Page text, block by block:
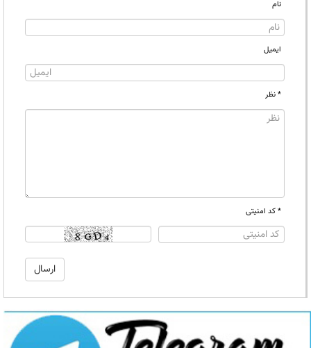
نام
ایمیل
* نظر
* کد امنیتی